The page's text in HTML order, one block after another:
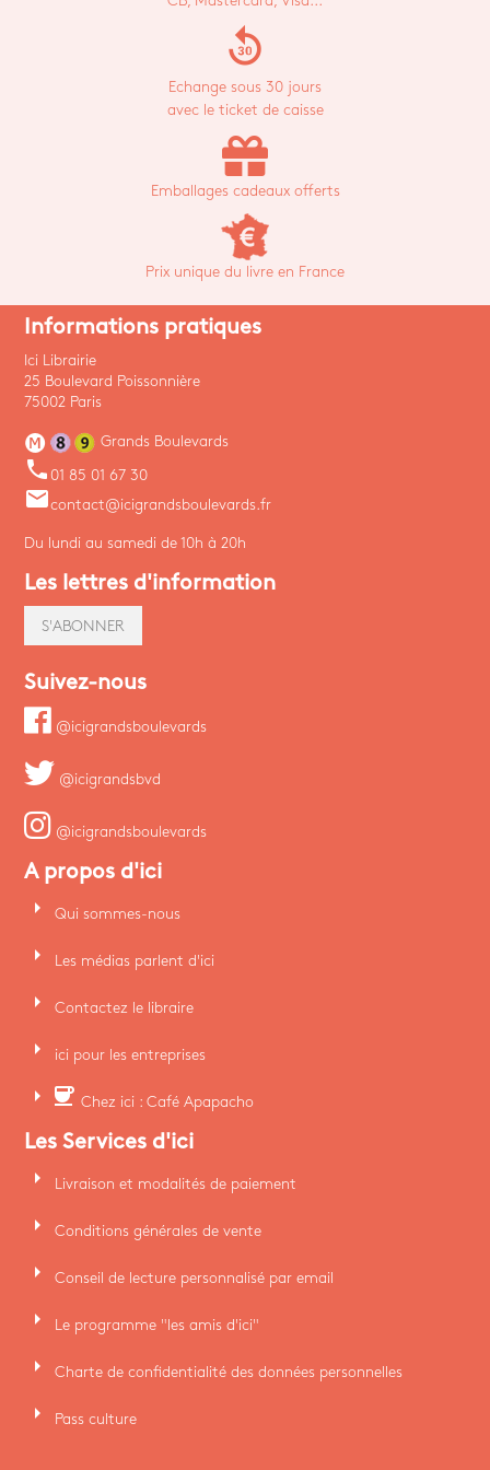
replay_30
Echange sous 30 jours
avec le ticket de caisse
Emballages cadeaux offerts
Prix unique du livre en France
Informations pratiques
Ici Librairie
25 Boulevard Poissonnière
75002 Paris
Grands Boulevards
phone 01 85 01 67 30
emailcontact@icigrandsboulevards.fr
Du lundi au samedi de 10h à 20h
Les lettres d'information
S'ABONNER
Suivez-nous
@icigrandsboulevards
@icigrandsbvd
@icigrandsboulevards
A propos d'ici
arrow_right Qui sommes-nous
arrow_right Les médias parlent d'ici
arrow_right Contactez le libraire
arrow_right ici pour les entreprises
arrow_right coffee Chez ici : Café Apapacho
Les Services d'ici
arrow_right Livraison et modalités de paiement
arrow_right Conditions générales de vente
arrow_right Conseil de lecture personnalisé par email
arrow_right Le programme "les amis d'ici"
arrow_right Charte de confidentialité des données personnelles
arrow_right Pass culture